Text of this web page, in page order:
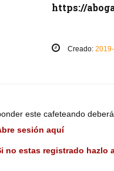
https://
Creado:
este cafeteando
sesión aquí
no estas registrado hazlo